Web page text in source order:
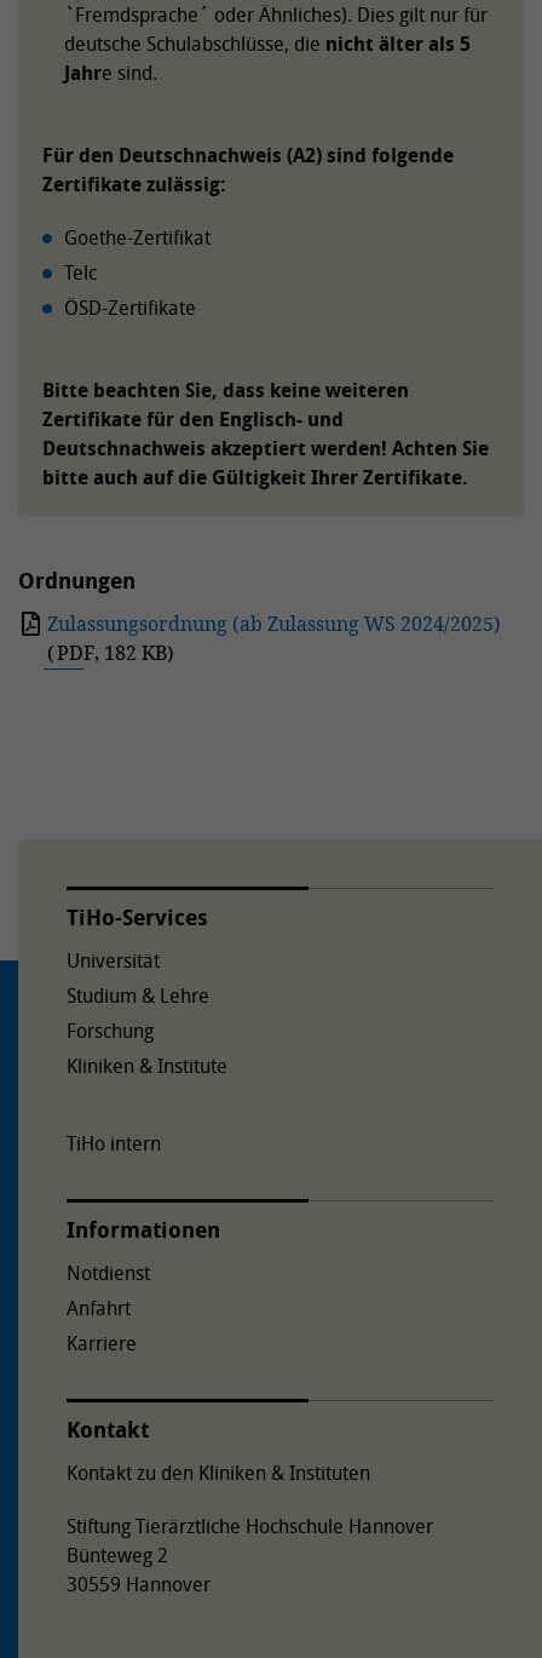
`Fremdsprache´ oder Ähnliches). Dies gilt nur für
deutsche Schulabschlüsse, die nicht älter als 5
Jahre sind.
Für den Deutschnachweis (A2) sind folgende
Zertifikate zulässig:
Goethe-Zertifikat
Telc
ÖSD-Zertifikate
Bitte beachten Sie, dass keine weiteren
Zertifikate für den Englisch- und
Deutschnachweis akzeptiert werden! Achten Sie
bitte auch auf die Gültigkeit Ihrer Zertifikate.
Ordnungen
Zulassungsordnung (ab Zulassung WS 2024/2025)
(PDF, 182 KB)
TiHo-Services
Universität
Studium & Lehre
Forschung
Kliniken & Institute
TiHo intern
Informationen
Notdienst
Anfahrt
Karriere
Kontakt
Kontakt zu den Kliniken & Instituten
Stiftung Tierärztliche Hochschule Hannover
Bünteweg 2
30559 Hannover